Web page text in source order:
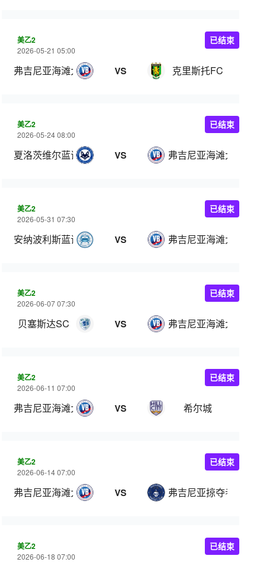
美乙2
2026-05-21 05:00
弗吉尼亚海滩大学 VS 克里斯托FC
已结束
美乙2
2026-05-24 08:00
夏洛茨维尔蓝调 VS 弗吉尼亚海滩大学
已结束
美乙2
2026-05-31 07:30
安纳波利斯蓝调 VS 弗吉尼亚海滩大学
已结束
美乙2
2026-06-07 07:30
贝塞斯达SC VS 弗吉尼亚海滩大学
已结束
美乙2
2026-06-11 07:00
弗吉尼亚海滩大学 VS 希尔城
已结束
美乙2
2026-06-14 07:00
弗吉尼亚海滩大学 VS 弗吉尼亚掠夺者
已结束
美乙2
2026-06-18 07:00
已结束